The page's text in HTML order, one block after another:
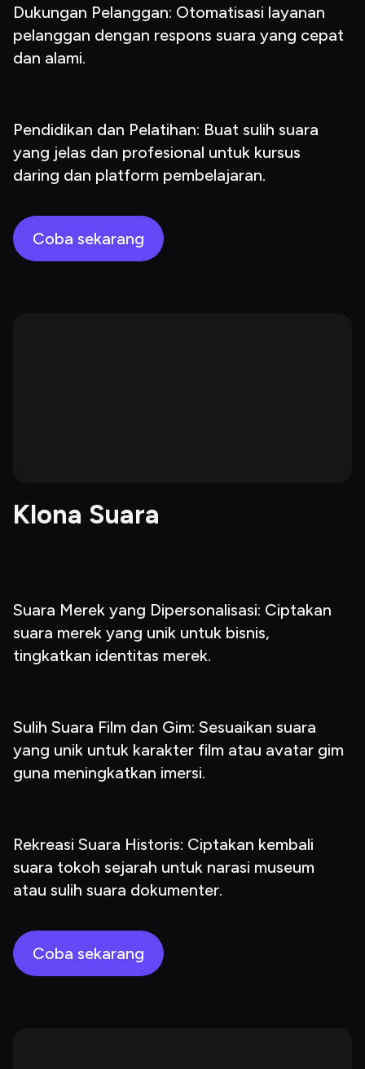
Dukungan Pelanggan: Otomatisasi layanan
pelanggan dengan respons suara yang cepat
dan alami.
Pendidikan dan Pelatihan: Buat sulih suara
yang jelas dan profesional untuk kursus
daring dan platform pembelajaran.
Coba sekarang
Klona Suara
Suara Merek yang Dipersonalisasi: Ciptakan
suara merek yang unik untuk bisnis,
tingkatkan identitas merek.
Sulih Suara Film dan Gim: Sesuaikan suara
yang unik untuk karakter film atau avatar gim
guna meningkatkan imersi.
Rekreasi Suara Historis: Ciptakan kembali
suara tokoh sejarah untuk narasi museum
atau sulih suara dokumenter.
Coba sekarang